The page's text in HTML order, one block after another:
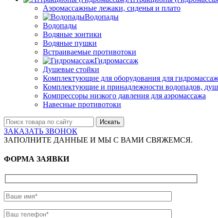
Аэромассажные лежаки, сиденья и плато
Водопады
Водопады
Водяные зонтики
Водяные пушки
Встраиваемые противотоки
Гидромассаж
Душевые стойки
Комплектующие для оборудования для
Комплектующие и принадлежности водопадов,
Компрессоры низкого давления для аэромассажа
Навесные противотоки
Искать
ЗАКАЗАТЬ ЗВОНОК
ЗАПОЛНИТЕ ДАННЫЕ И МЫ С ВАМИ СВЯЖЕМСЯ.
ФОРМА ЗАЯВКИ